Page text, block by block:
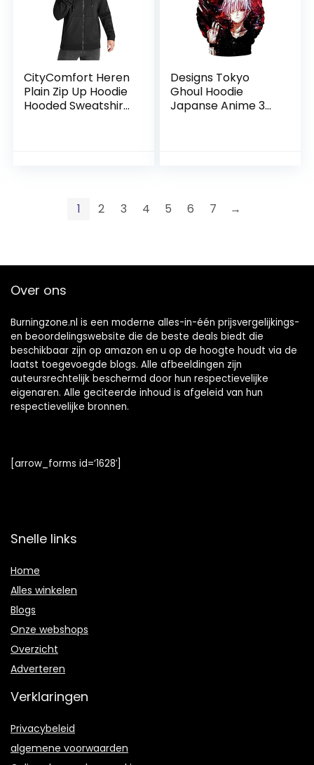
CityComfort Heren
Plain Zip Up Hoodie
Hooded Sweatshirt
Designs Tokyo
Ghoul Hoodie
Japanse Anime 3D
Heren Kids
1 2 3 4 5 6 7 →
Over ons
Burningzone.nl is een moderne alles-in-één prijsvergelijkings-
en beoordelingswebsite die de beste deals biedt die
beschikbaar zijn op amazon en u op de hoogte houdt via de
laatst toegevoegde blogs. Alle afbeeldingen zijn
auteursrechtelijk beschermd door hun respectievelijke
eigenaren. Alle geciteerde inhoud is afgeleid van hun
respectievelijke bronnen.
[arrow_forms id=’1628′]
Snelle links
Home
Alles winkelen
Blogs
Onze webshops
Overzicht
Adverteren
Verklaringen
Privacybeleid
algemene voorwaarden